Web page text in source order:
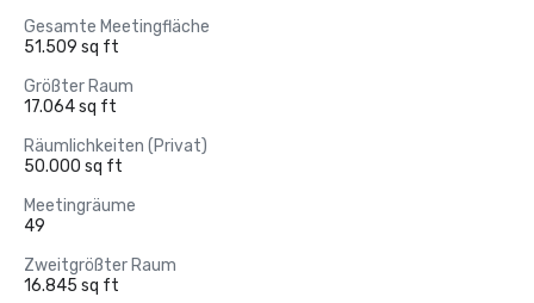
Gesamte Meetingfläche
51.509 sq ft
Größter Raum
17.064 sq ft
Räumlichkeiten (Privat)
50.000 sq ft
Meetingräume
49
Zweitgrößter Raum
16.845 sq ft